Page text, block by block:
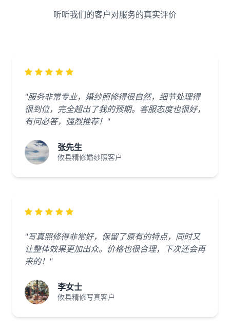
听听我们的客户对服务的真实评价
"服务非常专业，婚纱照修得很自然，细节处理得
很到位，完全超出了我的预期。客服态度也很好，
有问必答，强烈推荐！"
张先生
攸县精修婚纱照客户
"写真照修得非常好，保留了原有的特点，同时又
让整体效果更加出众。价格也很合理，下次还会再
来的！"
李女士
攸县精修写真客户